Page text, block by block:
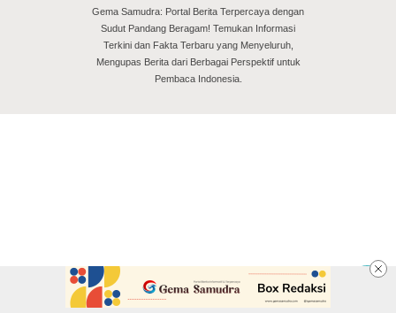
Gema Samudra: Portal Berita Terpercaya dengan
Sudut Pandang Beragam! Temukan Informasi
Terkini dan Fakta Terbaru yang Menyeluruh,
Mengupas Berita dari Berbagai Perspektif untuk
Pembaca Indonesia.